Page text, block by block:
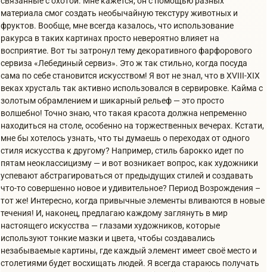
материала смог создать необычайную текстуру животных и
фруктов. Вообще, мне всегда казалось, что использование
ракурса в таких картинах просто невероятно влияет на
восприятие. Вот ты затронул тему декоративного фарфорового
сервиза «Лебединый сервиз». Это ж так стильно, когда посуда
сама по себе становится искусством! Я вот не знал, что в ХVIII-XIX
веках хрусталь так активно использовался в сервировке. Кайма с
золотым обрамлением и шикарный рельеф — это просто
волшебно! Точно знаю, что такая красота должна непременно
находиться на столе, особенно на торжественных вечерах. Кстати,
мне бы хотелось узнать, что ты думаешь о переходах от одного
стиля искусства к другому? Например, стиль барокко идет по
пятам неоклассицизму — и вот возникает вопрос, как художники
успевают абстрагироваться от предыдущих стилей и создавать
что-то совершенно новое и удивительное? Период Возрождения –
тот же! Интересно, когда привычные элементы вливаются в новые
течения! И, наконец, предлагаю каждому заглянуть в мир
настоящего искусства — глазами художников, которые
используют тонкие мазки и цвета, чтобы создавались
незабываемые картины, где каждый элемент имеет своё место и
столетиями будет восхищать людей. Я всегда стараюсь получать